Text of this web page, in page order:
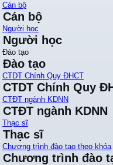
Cán bộ
Cán bộ
Người học
Người học
Đào tạo
Đào tạo
CTDT Chính Quy ĐHCT
CTDT Chính Quy
CTĐT ngành KDNN
CTĐT ngành KDNN
Thạc sĩ
Thạc sĩ
Chương trình đào tạo theo khóa
Chương trình đào